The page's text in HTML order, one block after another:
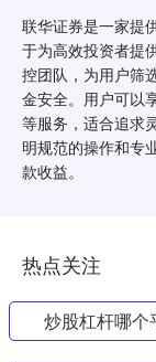
联华证券是一家提
于为高效投资者提
控团队，为用户筛
金安全。用户可以
等服务，适合追求
明规范的操作和专
款收益。
热点关注
炒股杠杆哪个